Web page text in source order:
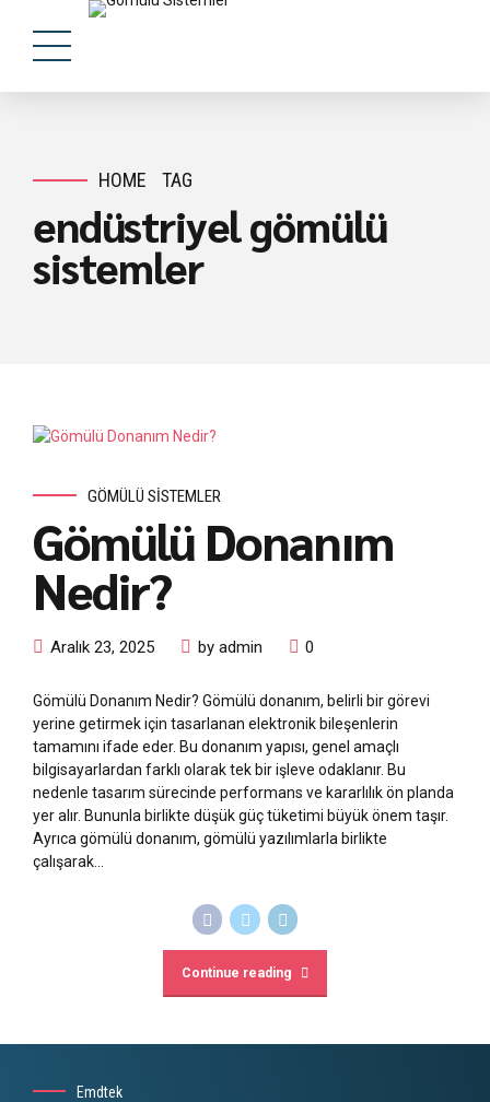
HOME TAG
endüstriyel gömülü
sistemler
GÖMÜLÜ SISTEMLER
Gömülü Donanım
Nedir?
Aralık 23, 2025 by admin 0
Gömülü Donanım Nedir? Gömülü donanım, belirli bir görevi
yerine getirmek için tasarlanan elektronik bileşenlerin
tamamını ifade eder. Bu donanım yapısı, genel amaçlı
bilgisayarlardan farklı olarak tek bir işleve odaklanır. Bu
nedenle tasarım sürecinde performans ve kararlılık ön planda
yer alır. Bununla birlikte düşük güç tüketimi büyük önem taşır.
Ayrıca gömülü donanım, gömülü yazılımlarla birlikte
çalışarak...
Continue reading
Emdtek